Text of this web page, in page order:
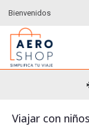
Bienvenidos
Viajar con